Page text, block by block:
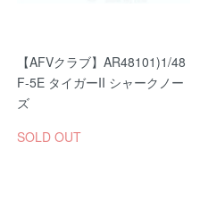
【AFVクラブ】AR48101)1/48
F-5E タイガーII シャークノー
ズ
SOLD OUT